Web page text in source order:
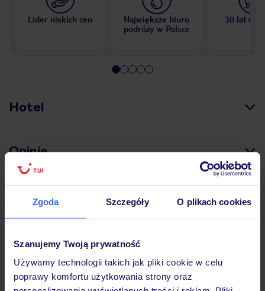
Zgoda Szczegóły O plikach cookies
Szanujemy Twoją prywatność
Używamy technologii takich jak pliki cookie w celu
poprawy komfortu użytkowania strony oraz
Lider niskich cen
Największe biuro
podróży w Polsce
30 lat w
Hotel
Opinie
Pokoje
Wyżywienie
Atrakcje